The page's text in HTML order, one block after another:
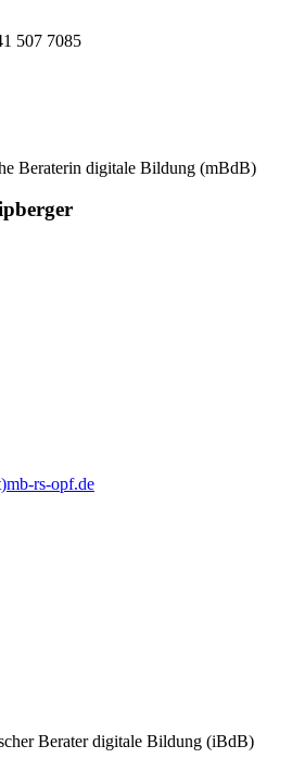
507 7085
Beraterin digitale Bildung (mBdB)
rs-opf.de
Berater digitale Bildung (iBdB)